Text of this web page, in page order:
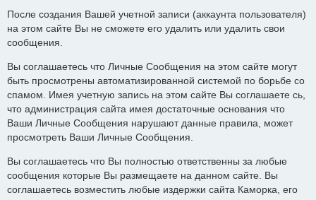
После создания Вашей учетной записи (аккаунта пользователя)
на этом сайте Вы не сможете его удалить или удалить свои
сообщения.
Вы соглашаетесь что Личные Сообщения на этом сайте могут
быть просмотрены автоматизированной системой по борьбе со
спамом. Имея учетную запись на этом сайте Вы соглашаете сь,
что администрация сайта имея достаточные основания что
Ваши Личные Сообщения нарушают данные правила, может
просмотреть Ваши Личные Сообщения.
Вы соглашаетесь что Вы полностью ответственны за любые
сообщения которые Вы размещаете на данном сайте. Вы
соглашаетесь возместить любые издержки сайта Каморка, его